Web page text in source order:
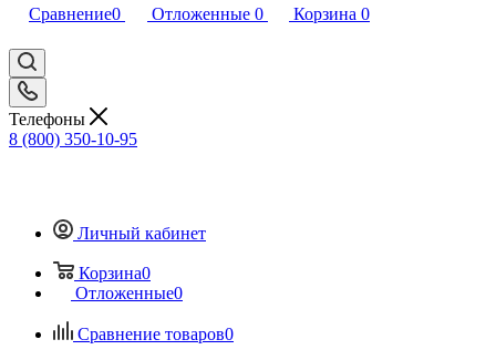
Сравнение0 Отложенные 0 Корзина 0
Телефоны
8 (800) 350-10-95
Личный кабинет
Корзина0
Отложенные0
Сравнение товаров0